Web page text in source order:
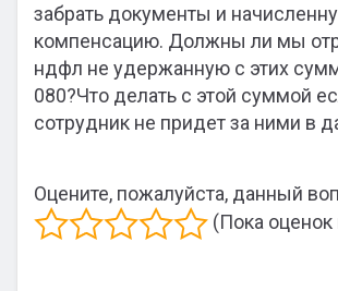
забрать документы и
компенсацию. Должны ли мы
ндфл не удержанную с этих
080?Что делать с этой суммой
сотрудник не придет за ними в
Оцените, пожалуйста, данный
(Пока оценок